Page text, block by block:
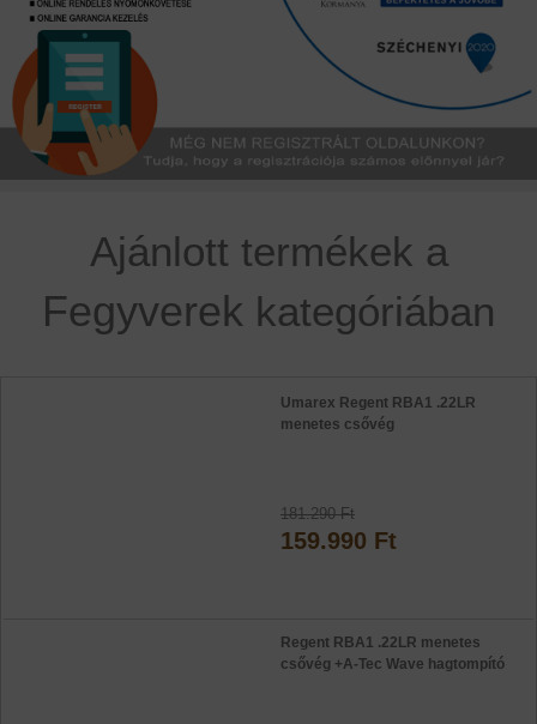
Ajánlott termékek a
Fegyverek kategóriában
Umarex Regent RBA1 .22LR
menetes csővég
181.290 Ft
159.990 Ft
Regent RBA1 .22LR menetes
csővég +A-Tec Wave hagtompító